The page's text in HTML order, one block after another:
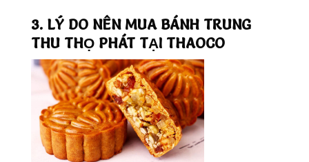
3. LÝ DO NÊN MUA BÁNH TRUNG
THU THỌ PHÁT TẠI THAOCO